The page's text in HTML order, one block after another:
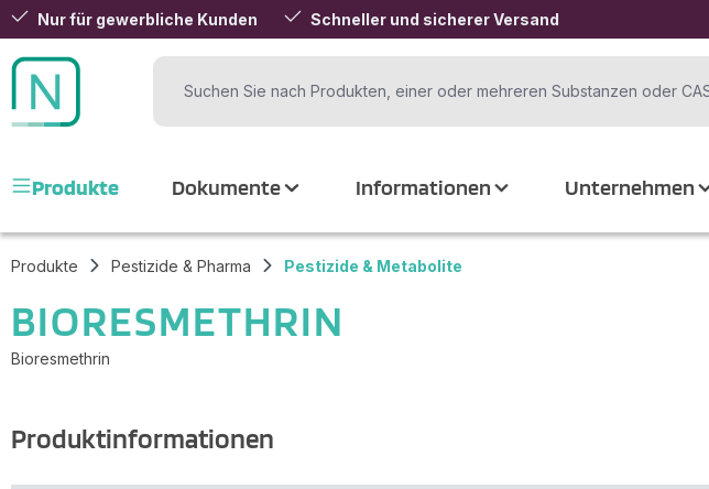
Hauptinhalt springen
Zur Suche springen
Zur Hauptnavigation springen
Nur für gewerbliche Kunden Schneller und sicherer Versand
Produkte Dokumente Informationen Unternehmen
Produkte Pestizide & Pharma Pestizide & Metabolite
BIORESMETHRIN
Bioresmethrin
Produktinformationen